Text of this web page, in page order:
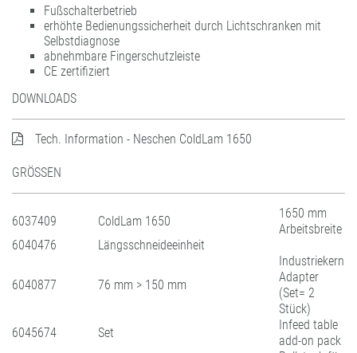
Fußschalterbetrieb
erhöhte Bedienungssicherheit durch Lichtschranken mit
Selbstdiagnose
abnehmbare Fingerschutzleiste
CE zertifiziert
DOWNLOADS
Tech. Information - Neschen ColdLam 1650
GRÖSSEN
6037409 ColdLam 1650
1650 mm
Arbeitsbreite
6040476
Längsschneideeinheit
6040877 76 mm > 150 mm
Industriekern
Adapter
(Set= 2
Stück)
6045674
Set
Infeed table
add-on pack